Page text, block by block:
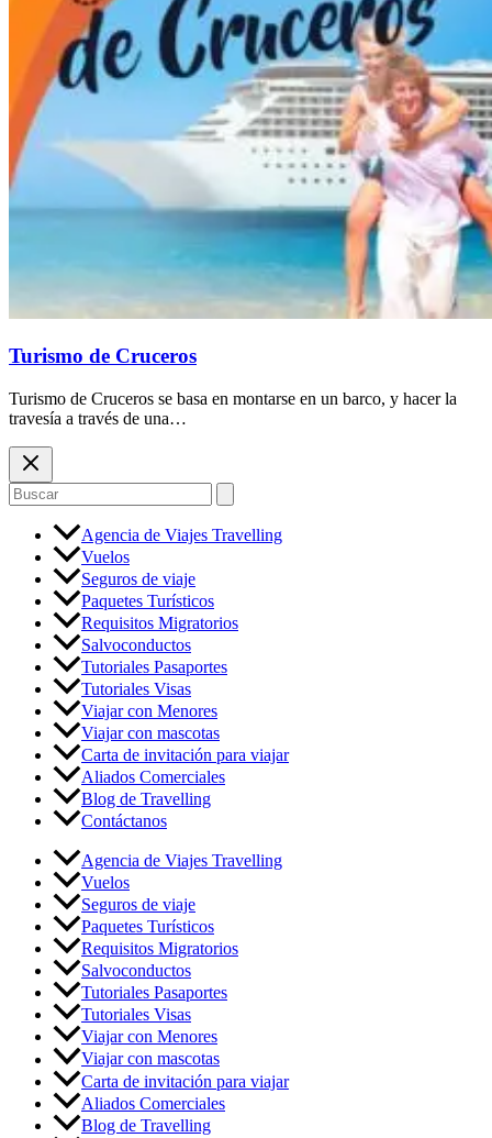
Turismo de Cruceros
Turismo de Cruceros se basa en montarse en un barco, y hacer la
travesía a través de una…
Buscar
por:
Agencia de Viajes Travelling
Vuelos
Seguros de viaje
Paquetes Turísticos
Requisitos Migratorios
Salvoconductos
Tutoriales Pasaportes
Tutoriales Visas
Viajar con Menores
Viajar con mascotas
Carta de invitación para viajar
Aliados Comerciales
Blog de Travelling
Contáctanos
Agencia de Viajes Travelling
Vuelos
Seguros de viaje
Paquetes Turísticos
Requisitos Migratorios
Salvoconductos
Tutoriales Pasaportes
Tutoriales Visas
Viajar con Menores
Viajar con mascotas
Carta de invitación para viajar
Aliados Comerciales
Blog de Travelling